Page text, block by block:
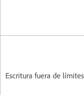
Escritura fuera de límites